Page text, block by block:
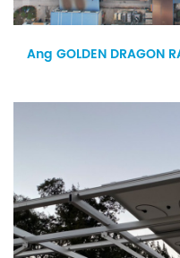
Ang GOLDEN DRAGON